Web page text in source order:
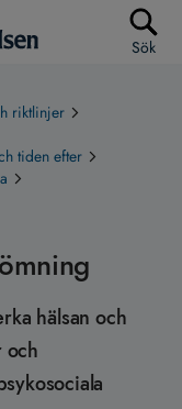
Sök
riktlinjer
tiden efter
hälsan och
och